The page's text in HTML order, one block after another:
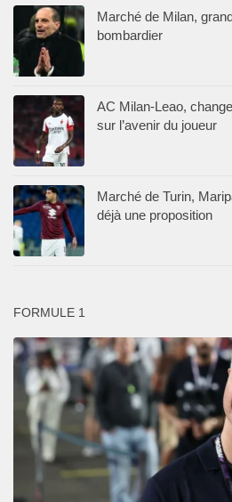
Marché de Milan,
bombardier
AC Milan-Leao,
sur l’avenir du joueur
Marché de Turin,
déjà une proposition
FORMULE 1